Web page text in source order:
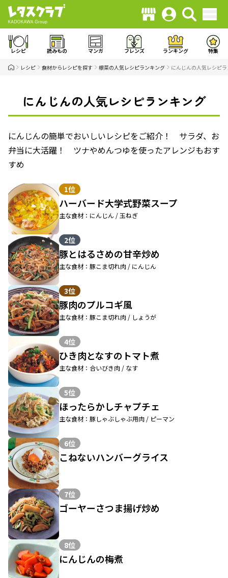
レシピ 読みもの マンガ フレンズ ランキング 特集
レシピ 食材からレシピを探す 根菜の人気レシピランキング にんじんの人気レシピ
にんじんの人気レシピランキング
にんじんの簡単でおいしいレシピをご紹介！ サラダ、お
弁当に大活躍！ ツナやめんつゆを使ったアレンジもおす
すめ
1位
ハーバード大学式野菜スープ
主な食材：にんじん / 玉ねぎ
2位
豚とはるさめの甘辛炒め
主な食材：豚こま切れ肉 / にんじん
3位
豚肉のプルコギ風
主な食材：豚こま切れ肉 / しょうが
4位
ひき肉となすのトマト煮
主な食材：合いびき肉 / なす
5位
ほったらかしチャプチェ
主な食材：豚しゃぶしゃぶ用肉 / ピーマン
6位
こねないハンバーグライス
7位
ゴーヤーさつま揚げ炒め
8位
にんじんの梅煮